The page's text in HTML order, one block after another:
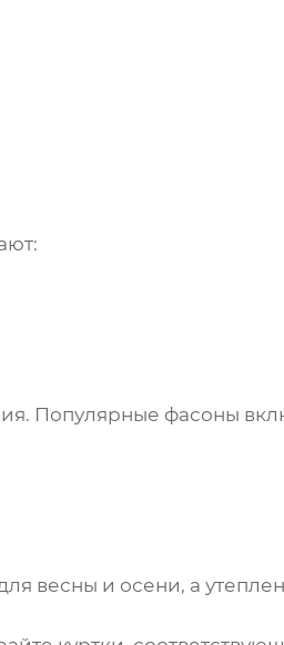
Популярные фасоны
весны и осени, а